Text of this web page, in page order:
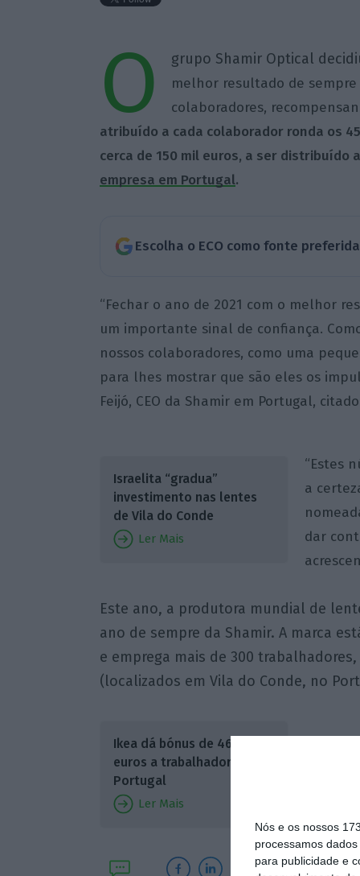
Nós e os nossos
processamos
para publicidade e
O grupo Shamir Optical
melhor resultado de
colaboradores,
atribuído a cada colaborador ronda os
cerca de 150 mil euros, a ser distribuído
empresa em Portugal.
Escolha o ECO como fonte
“Fechar o ano de 2021 com o melhor
um importante sinal de confiança.
nossos colaboradores, como uma
para lhes mostrar que são eles os
Feijó, CEO da Shamir em Portugal,
Israelita “gradua”
investimento nas lentes
de Vila do Conde
Ler Mais
“Estes
a
dar
Este ano, a produtora mundial de
ano de sempre da Shamir. A marca
e emprega mais de 300
(localizados em Vila do Conde, no
Ikea dá bónus de 465
euros a trabalhadores em
Portugal
Ler Mais